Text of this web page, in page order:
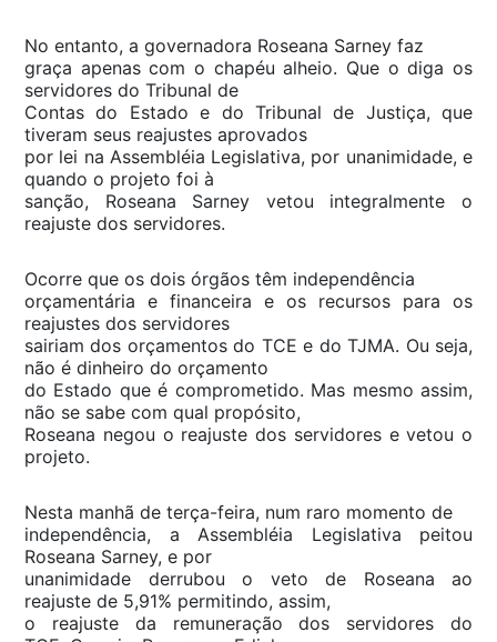
No entanto, a governadora Roseana Sarney faz
graça apenas com o chapéu alheio. Que o diga os
servidores do Tribunal de
Contas do Estado e do Tribunal de Justiça, que
tiveram seus reajustes aprovados
por lei na Assembléia Legislativa, por unanimidade, e
quando o projeto foi à
sanção, Roseana Sarney vetou integralmente o
reajuste dos servidores.
Ocorre que os dois órgãos têm independência
orçamentária e financeira e os recursos para os
reajustes dos servidores
sairiam dos orçamentos do TCE e do TJMA. Ou seja,
não é dinheiro do orçamento
do Estado que é comprometido. Mas mesmo assim,
não se sabe com qual propósito,
Roseana negou o reajuste dos servidores e vetou o
projeto.
Nesta manhã de terça-feira, num raro momento de
independência, a Assembléia Legislativa peitou
Roseana Sarney, e por
unanimidade derrubou o veto de Roseana ao
reajuste de 5,91% permitindo, assim,
o reajuste da remuneração dos servidores do